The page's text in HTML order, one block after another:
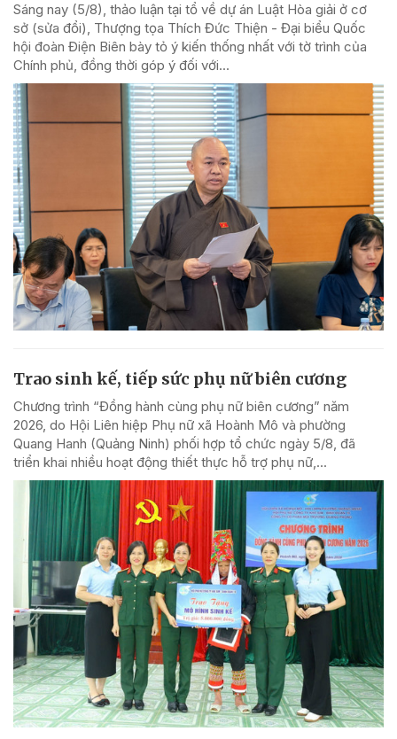
Sáng nay (5/8), thảo luận tại tổ về dự án Luật Hòa giải ở cơ
sở (sửa đổi), Thượng tọa Thích Đức Thiện - Đại biểu Quốc
hội đoàn Điện Biên bày tỏ ý kiến thống nhất với tờ trình của
Chính phủ, đồng thời góp ý đối với...
Trao sinh kế, tiếp sức phụ nữ biên cương
Chương trình “Đồng hành cùng phụ nữ biên cương” năm
2026, do Hội Liên hiệp Phụ nữ xã Hoành Mô và phường
Quang Hanh (Quảng Ninh) phối hợp tổ chức ngày 5/8, đã
triển khai nhiều hoạt động thiết thực hỗ trợ phụ nữ,...